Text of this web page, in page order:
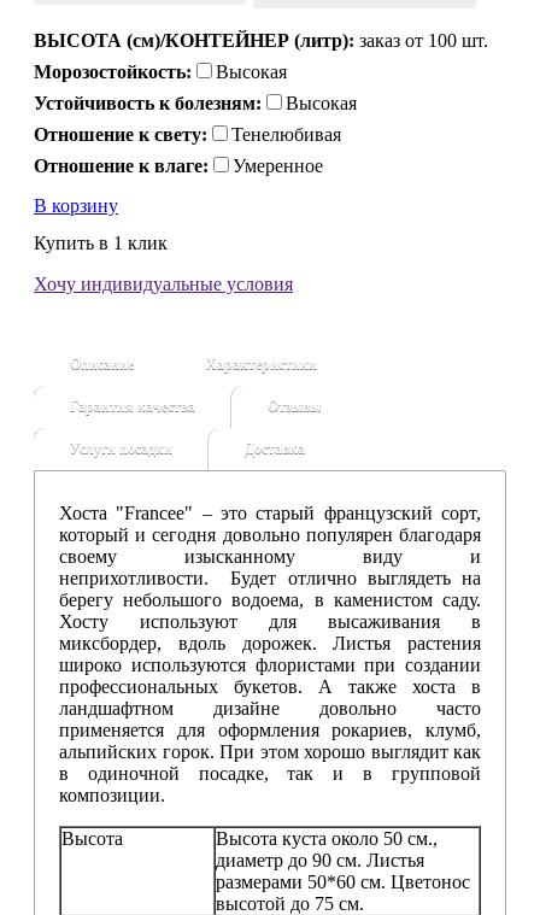
ВЫСОТА (см)/КОНТЕЙНЕР (литр): заказ от 100 шт.
Морозостойкость:
Высокая
Устойчивость к болезням:
Высокая
Отношение к свету:
Тенелюбивая
Отношение к влаге:
Умеренное
В корзину
Купить в 1 клик
Хочу индивидуальные условия
Описание Характеристики
Гарантия качества Отзывы
Услуги посадки Доставка
Хоста "Francee" – это старый французский сорт,
который и сегодня довольно популярен благодаря
своему изысканному виду и
неприхотливости.Будет отлично выглядеть на
берегу небольшого водоема, в каменистом саду.
Хосту используют для высаживания в
миксбордер, вдоль дорожек. Листья растения
широко используются флористами при создании
профессиональных букетов. А также хоста в
ландшафтном дизайне довольно часто
применяется для оформления рокариев, клумб,
альпийских горок. При этом хорошо выглядит как
в одиночной посадке, так и в групповой
композиции.
Высота
Высота куста около 50 см.,
диаметр до 90 см. Листья
размерами 50*60 см. Цветонос
высотой до 75 см.